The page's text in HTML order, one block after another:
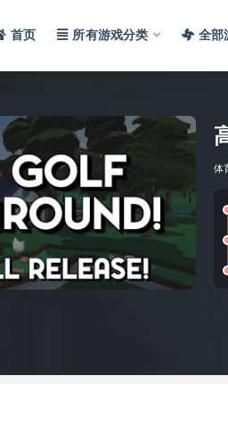
首页 所有游戏分类 全部
体